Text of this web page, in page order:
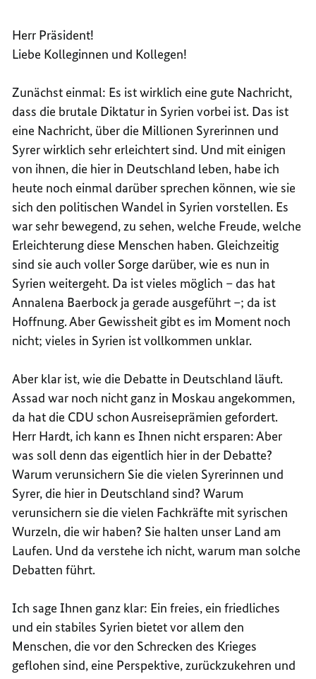
Herr Präsident!
Liebe Kolleginnen und Kollegen!
Zunächst einmal: Es ist wirklich eine gute Nachricht,
dass die brutale Diktatur in Syrien vorbei ist. Das ist
eine Nachricht, über die Millionen Syrerinnen und
Syrer wirklich sehr erleichtert sind. Und mit einigen
von ihnen, die hier in Deutschland leben, habe ich
heute noch einmal darüber sprechen können, wie sie
sich den politischen Wandel in Syrien vorstellen. Es
war sehr bewegend, zu sehen, welche Freude, welche
Erleichterung diese Menschen haben. Gleichzeitig
sind sie auch voller Sorge darüber, wie es nun in
Syrien weitergeht. Da ist vieles möglich – das hat
Annalena Baerbock ja gerade ausgeführt –; da ist
Hoffnung. Aber Gewissheit gibt es im Moment noch
nicht; vieles in Syrien ist vollkommen unklar.
Aber klar ist, wie die Debatte in Deutschland läuft.
Assad war noch nicht ganz in Moskau angekommen,
da hat die CDU schon Ausreiseprämien gefordert.
Herr Hardt, ich kann es Ihnen nicht ersparen: Aber
was soll denn das eigentlich hier in der Debatte?
Warum verunsichern Sie die vielen Syrerinnen und
Syrer, die hier in Deutschland sind? Warum
verunsichern sie die vielen Fachkräfte mit syrischen
Wurzeln, die wir haben? Sie halten unser Land am
Laufen. Und da verstehe ich nicht, warum man solche
Debatten führt.
Ich sage Ihnen ganz klar: Ein freies, ein friedliches
und ein stabiles Syrien bietet vor allem den
Menschen, die vor den Schrecken des Krieges
geflohen sind, eine Perspektive, zurückzukehren und